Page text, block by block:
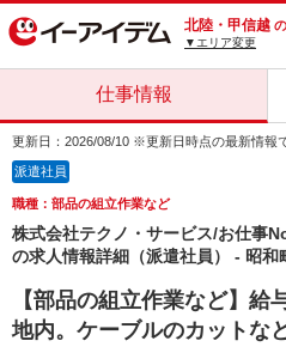
北陸・甲信越
▼エリア変更
仕事情報
更新日：2026/08/10 ※更新日時点の最新情報
派遣社員
職種：部品の組立作業など
株式会社テクノ・サービス/お仕事
の求人情報詳細（派遣社員） - 昭和
【部品の組立作業など】給
地内。ケーブルのカットな